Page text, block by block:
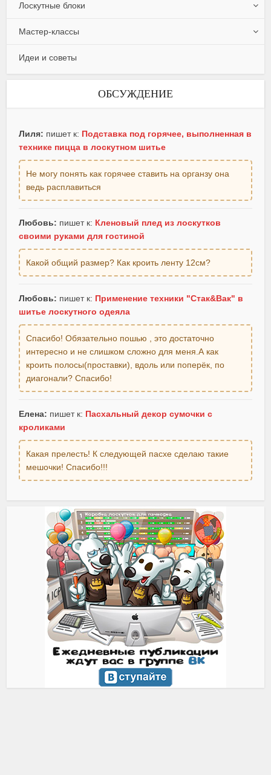
Лоскутные блоки
Мастер-классы
Идеи и советы
ОБСУЖДЕНИЕ
Лиля: пишет к: Подставка под горячее, выполненная в
технике пицца в лоскутном шитье
Не могу понять как горячее ставить на органзу она
ведь расплавиться
Любовь: пишет к: Кленовый плед из лоскутков
своими руками для гостиной
Какой общий размер? Как кроить ленту 12см?
Любовь: пишет к: Применение техники "Стак&Вак" в
шитье лоскутного одеяла
Спасибо! Обязательно пошью , это достаточно
интересно и не слишком сложно для меня.А как
кроить полосы(проставки), вдоль или поперёк, по
диагонали? Спасибо!
Елена: пишет к: Пасхальный декор сумочки с
кроликами
Какая прелесть! К следующей пасхе сделаю такие
мешочки! Спасибо!!!